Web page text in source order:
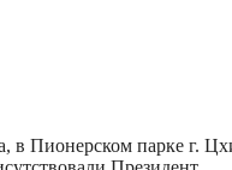
парке г.